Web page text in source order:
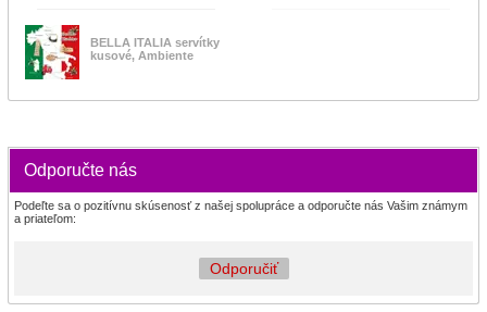
BELLA ITALIA servítky
kusové, Ambiente
Odporučte nás
Podeľte sa o pozitívnu skúsenosť z našej spolupráce a odporučte nás Vašim známym
a priateľom:
Odporučiť